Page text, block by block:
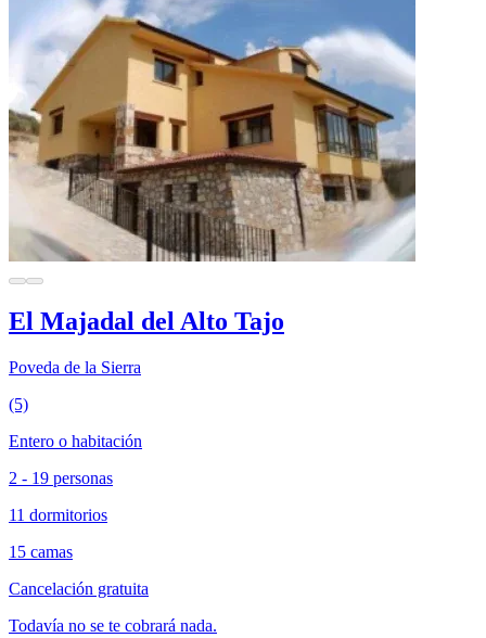
El Majadal del Alto Tajo
Poveda de la Sierra
(5)
Entero o habitación
2 - 19 personas
11 dormitorios
15 camas
Cancelación gratuita
Todavía no se te cobrará nada.